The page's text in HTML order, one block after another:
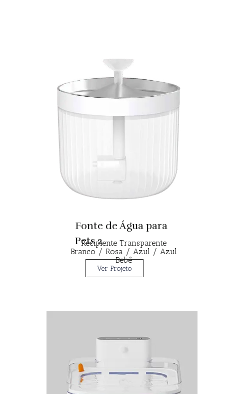
Fonte de Água para
Pets 2
Recipiente Transparente
Branco / Rosa / Azul / Azul
Bebê
Ver Projeto